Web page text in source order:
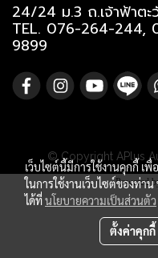
24/24 ม.3 ถ.เจ้าฟ้าต
TEL. 076-264-244,
9899
© Copyright APlus
Powered
เว็บไซต์นี้มีการใช้งานคุกกี้
ในการใช้งานเว็บไซต์ของท่า
ได้ที่นโยบายความเป็นส่วนตัว
ตั้งค่าคุกกี้